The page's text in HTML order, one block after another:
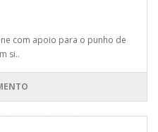
com apoio para o punho de
si..